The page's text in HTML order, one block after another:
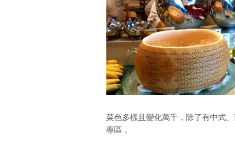
菜色多樣且變化萬千，除了有中式
專區，